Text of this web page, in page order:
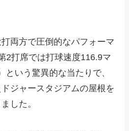
両方で圧倒的なパフォーマ
2打席では打球速度116.9マ
という驚異的な当たりで、
ジャースタジアムの屋根を
した。